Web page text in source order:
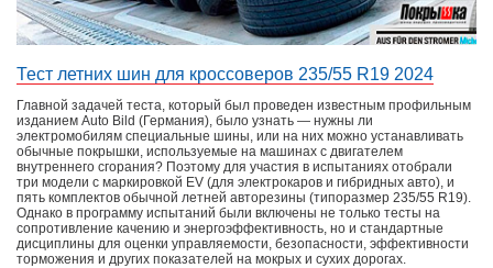
Тест летних шин для кроссоверов 235/55 R19 2024
Главной задачей теста, который был проведен известным профильным
изданием Auto Bild (Германия), было узнать — нужны ли
электромобилям специальные шины, или на них можно устанавливать
обычные покрышки, используемые на машинах с двигателем
внутреннего сгорания? Поэтому для участия в испытаниях отобрали
три модели с маркировкой EV (для электрокаров и гибридных авто), и
пять комплектов обычной летней авторезины (типоразмер 235/55 R19).
Однако в программу испытаний были включены не только тесты на
сопротивление качению и энергоэффективность, но и стандартные
дисциплины для оценки управляемости, безопасности, эффективности
торможения и других показателей на мокрых и сухих дорогах.